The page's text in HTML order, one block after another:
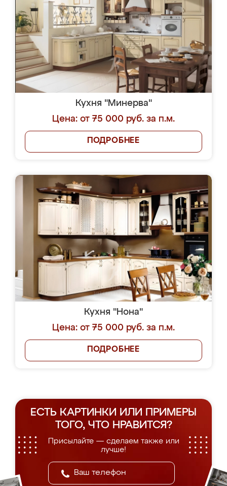
Кухня "Минерва"
Цена: от 75 000 руб. за п.м.
ПОДРОБНЕЕ
Кухня "Нона"
Цена: от 75 000 руб. за п.м.
ПОДРОБНЕЕ
ЕСТЬ КАРТИНКИ ИЛИ ПРИМЕРЫ
ТОГО, ЧТО НРАВИТСЯ?
Присылайте — сделаем также или
лучше!